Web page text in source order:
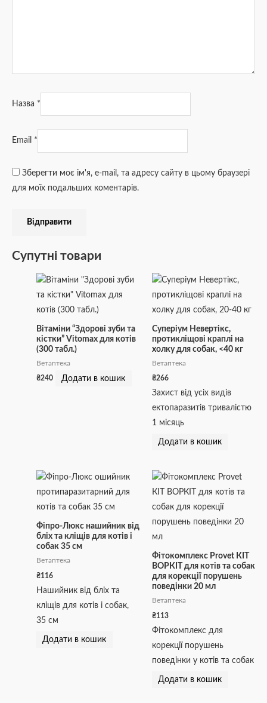
Назва *
Email *
Зберегти моє ім'я, e-mail, та адресу сайту в цьому браузері
для моїх подальших коментарів.
Супутні товари
Вітаміни “Здорові зуби та
кістки” Vitomax для котів
(300 табл.)
Ветаптека
₴240 Додати в кошик
Суперіум Невертікс,
протикліщові краплі на
холку для собак, <40 кг
Ветаптека
₴266
Захист від усіх видів
ектопаразитів тривалістю
1 місяць
Додати в кошик
Фіпро-Люкс нашийник від
бліх та кліщів для котів і
собак 35 см
Ветаптека
₴116
Нашийник від бліх та
кліщів для котів і собак,
35 см
Додати в кошик
Фітокомплекс Provet КІТ
ВОРКІТ для котів та собак
для корекції порушень
поведінки 20 мл
Ветаптека
₴113
Фітокомплекс для
корекції порушень
поведінки у котів та собак
Додати в кошик